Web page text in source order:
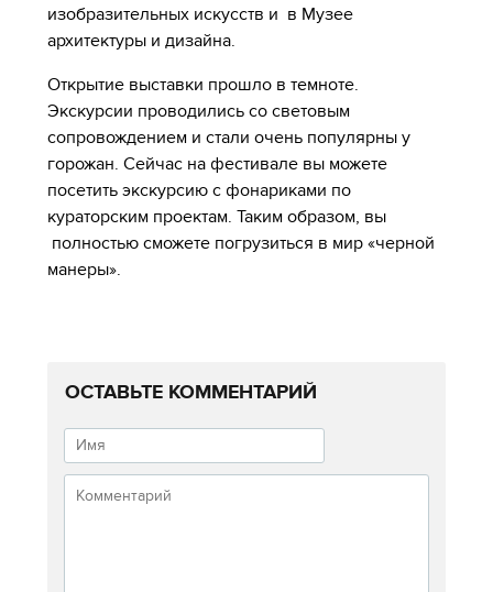
изобразительных искусств и в Музее
архитектуры и дизайна.
Открытие выставки прошло в темноте.
Экскурсии проводились со световым
сопровождением и стали очень популярны у
горожан. Сейчас на фестивале вы можете
посетить экскурсию с фонариками по
кураторским проектам. Таким образом, вы
полностью сможете погрузиться в мир «черной
манеры».
ОСТАВЬТЕ КОММЕНТАРИЙ